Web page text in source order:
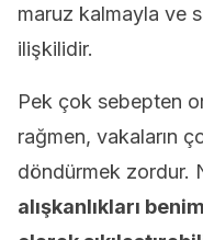
maruz kalmayla ve
ilişkilidir.
Pek çok sebepten
rağmen, vakaların
döndürmek zordur.
alışkanlıkları